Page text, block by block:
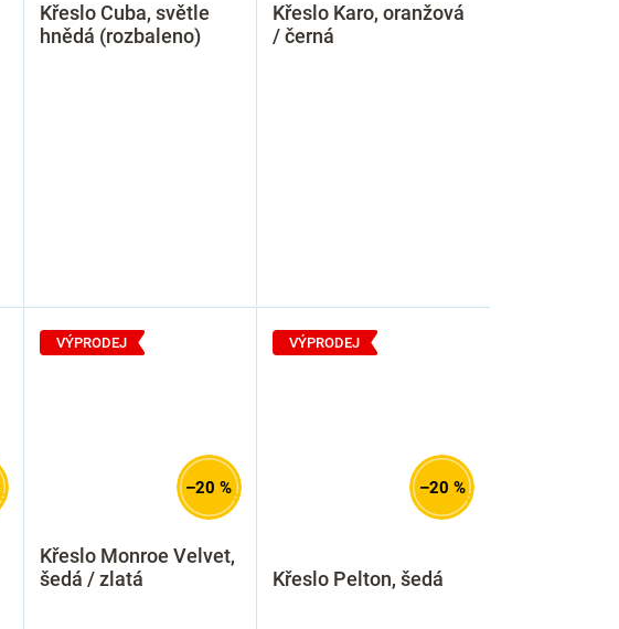
Křeslo Cuba, světle
hnědá (rozbaleno)
Křeslo Karo, oranžová
/ černá
VÝPRODEJ
–20 %
Křeslo Monroe Velvet,
šedá / zlatá
VÝPRODEJ
–20 %
Křeslo Pelton, šedá